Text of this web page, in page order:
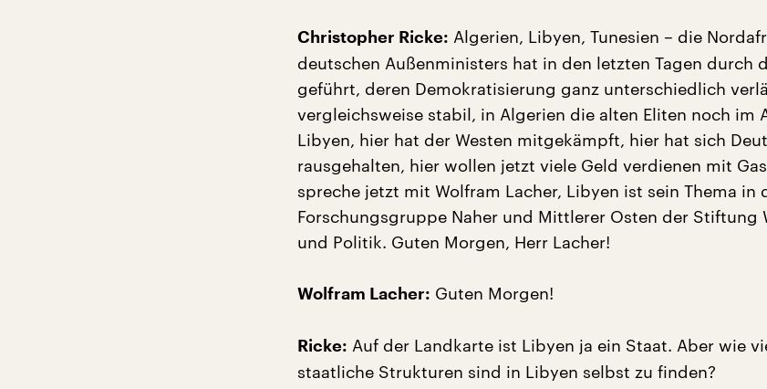
Christopher Ricke: Algerien, Libyen, Tunesien – die
deutschen Außenministers hat in den letzten Tagen durch
geführt, deren Demokratisierung ganz unterschiedlich
vergleichsweise stabil, in Algerien die alten Eliten noch im
Libyen, hier hat der Westen mitgekämpft, hier hat sich
rausgehalten, hier wollen jetzt viele Geld verdienen mit
spreche jetzt mit Wolfram Lacher, Libyen ist sein Thema in
Forschungsgruppe Naher und Mittlerer Osten der Stiftung
und Politik. Guten Morgen, Herr Lacher!
Wolfram Lacher: Guten Morgen!
Ricke: Auf der Landkarte ist Libyen ja ein Staat. Aber wie
staatliche Strukturen sind in Libyen selbst zu finden?